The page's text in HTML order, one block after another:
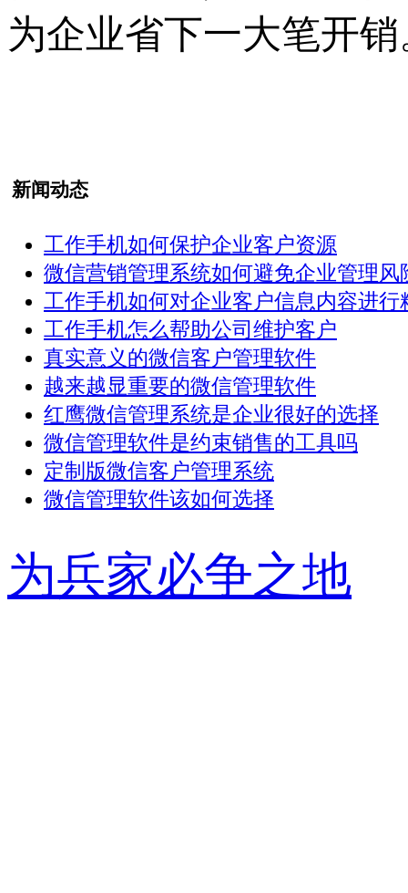
为企业省下一大笔开销
新闻动态
工作手机如何保护企业客户资源
微信营销管理系统如何避免企业管理风
工作手机如何对企业客户信息内容进行
工作手机怎么帮助公司维护客户
真实意义的微信客户管理软件
越来越显重要的微信管理软件
红鹰微信管理系统是企业很好的选择
微信管理软件是约束销售的工具吗
定制版微信客户管理系统
微信管理软件该如何选择
为兵家必争之地